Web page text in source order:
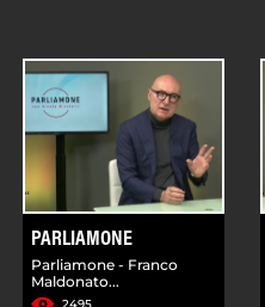
PARLIAMONE
Parliamone - Franco
Maldonato...
2495